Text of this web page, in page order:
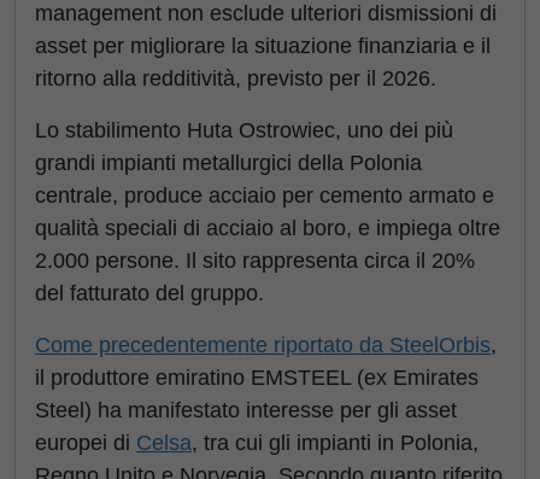
management non esclude ulteriori dismissioni di
asset per migliorare la situazione finanziaria e il
ritorno alla redditività, previsto per il 2026.
Lo stabilimento Huta Ostrowiec, uno dei più
grandi impianti metallurgici della Polonia
centrale, produce acciaio per cemento armato e
qualità speciali di acciaio al boro, e impiega oltre
2.000 persone. Il sito rappresenta circa il 20%
del fatturato del gruppo.
Come precedentemente riportato da SteelOrbis,
il produttore emiratino EMSTEEL (ex Emirates
Steel) ha manifestato interesse per gli asset
europei di Celsa, tra cui gli impianti in Polonia,